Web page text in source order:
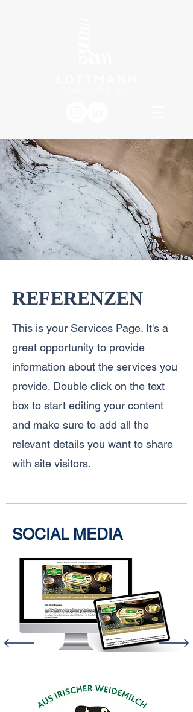
REFERENZEN
This is your Services Page. It's a
great opportunity to provide
information about the services you
provide. Double click on the text
box to start editing your content
and make sure to add all the
relevant details you want to share
with site visitors.
SOCIAL MEDIA